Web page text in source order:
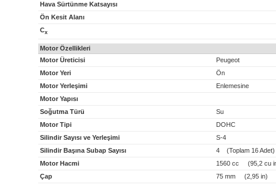
Hava Sürtünme Katsayısı
Ön Kesit Alanı
Cx
Motor Özellikleri
Motor Üreticisi
Peugeot
Motor Yeri
Ön
Motor Yerleşimi
Enlemesine
Motor Yapısı
Soğutma Türü
Su
Motor Tipi
DOHC
Silindir Sayısı ve Yerleşimi
S-4
Silindir Başına Subap Sayısı
4 (Toplam 16 Adet)
Motor Hacmi
1560 cc (95,2 cu
Çap
75 mm (2,95 in)